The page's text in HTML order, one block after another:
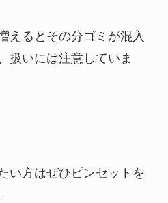
えるとその分ゴミが混入
扱いには注意していま
い方はぜひピンセットを